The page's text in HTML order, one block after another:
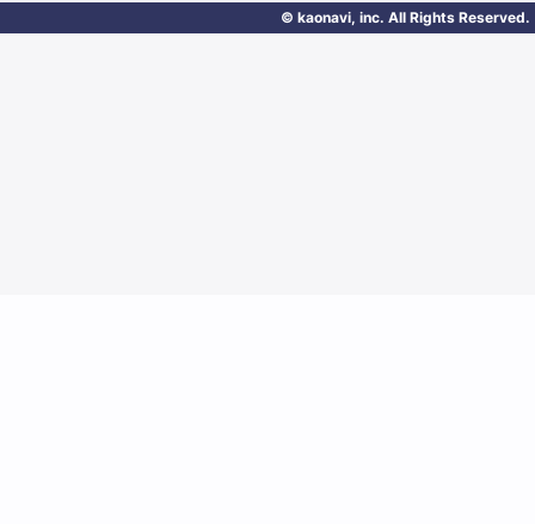
© kaonavi, inc. All Rights Reserved.